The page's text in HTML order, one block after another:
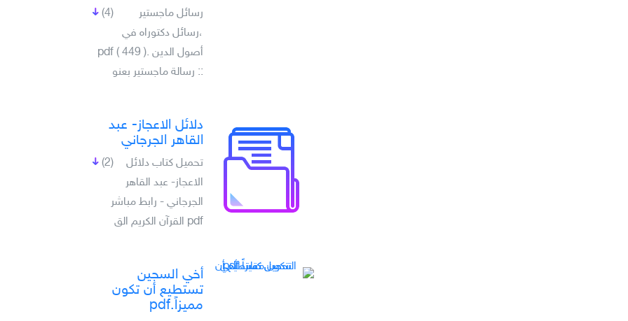
(4)
رسائل ماجستير
،رسائل دكتوراه في
أصول الدين .pdf ( 449 )
:: رسالة ماجستير بعنو
دلائل الاعجاز- عبد
القاهر الجرجاني
(2)
تحميل كتاب دلائل
الاعجاز- عبد القاهر
الجرجاني - رابط مباشر
pdf القرآن الكريم الق
أخي السجين
تستطيع أن تكون
مميزاً.pdf